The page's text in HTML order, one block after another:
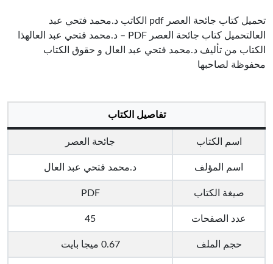
تحميل كتاب جائحة العصر pdf الكاتب د.محمد فتحي عبد
العالتحميل كتاب جائحة العصر PDF – د.محمد فتحي عبد العالهذا
الكتاب من تأليف د.محمد فتحي عبد العال و حقوق الكتاب
محفوظة لصاحبها
تفاصيل الكتاب
اسم الكتاب جائحة العصر
اسم المؤلف د.محمد فتحي عبد العال
صيغة الكتاب PDF
عدد الصفحات 45
حجم الملف 0.67 ميجا بايت